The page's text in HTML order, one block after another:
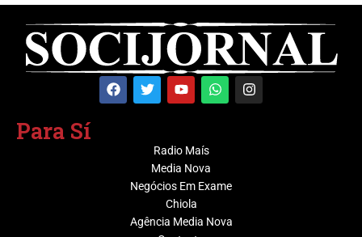
Para Sí
Radio Maís
Media Nova
Negócios Em Exame
Chiola
Agência Media Nova